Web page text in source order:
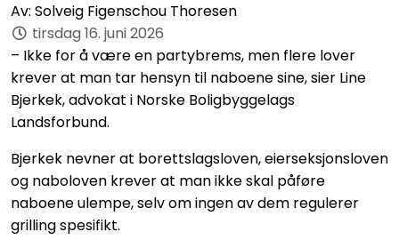
Av: Solveig Figenschou Thoresen
tirsdag 16. juni 2026
– Ikke for å være en partybrems, men flere lover
krever at man tar hensyn til naboene sine, sier Line
Bjerkek, advokat i Norske Boligbyggelags
Landsforbund.
Bjerkek nevner at borettslagsloven, eierseksjonsloven
og naboloven krever at man ikke skal påføre
naboene ulempe, selv om ingen av dem regulerer
grilling spesifikt.